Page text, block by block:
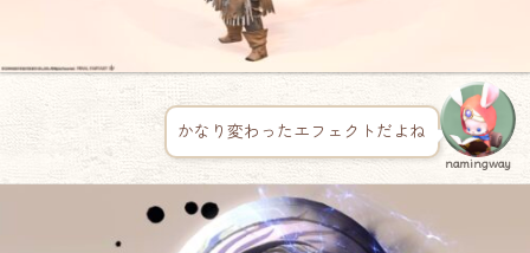
かなり変わったエフェクトだよね
namingway